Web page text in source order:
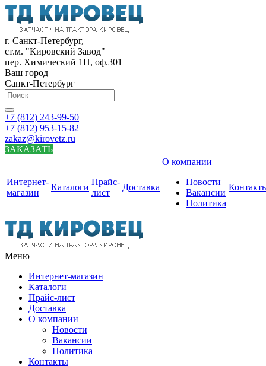
г. Санкт-Петербург,
ст.м. "Кировский Завод"
пер. Химический 1П, оф.301
Ваш город
Санкт-Петербург
+7 (812) 243-99-50
+7 (812) 953-15-82
zakaz@kirovetz.ru
ЗАКАЗАТЬ
Интернет-
магазин
Каталоги
Прайс-
лист
Доставка
О компании
Новости
Вакансии
Политика
Меню
Интернет-магазин
Каталоги
Прайс-лист
Доставка
О компании
Новости
Вакансии
Политика
Контакты